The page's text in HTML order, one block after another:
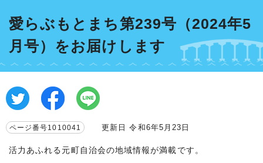
愛らぶもとまち第239号（2024年5
月号）をお届けします
ページ番号1010041 更新日 令和6年5月23日
活力あふれる元町自治会の地域情報が満載です。